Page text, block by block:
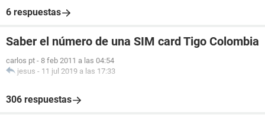
6 respuestas
Saber el número de una SIM card Tigo Colombia
carlos pt - 8 feb 2011 a las 04:54
jesus - 11 jul 2019 a las 17:33
306 respuestas